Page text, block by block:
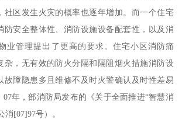
社区发生火灾的概率也逐年增加。而一个住宅
防安全整体性、消防设施设备配套性，以及消
业管理提出了更高的要求。住宅小区消防痛
杂，无有效的防火分隔和隔阻烟火措施消防设
故障隐患多且维修不及时火警确认及时性差易
年，部消防局发布的《关于全面推进“智慧消
消[07]97号）。